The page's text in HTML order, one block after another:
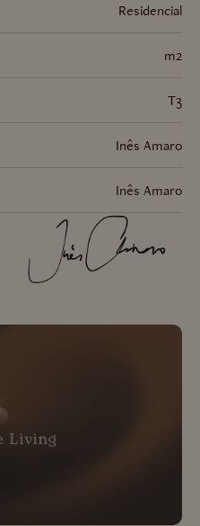
Residencial
m2
T3
Inês Amaro
Inês Amaro